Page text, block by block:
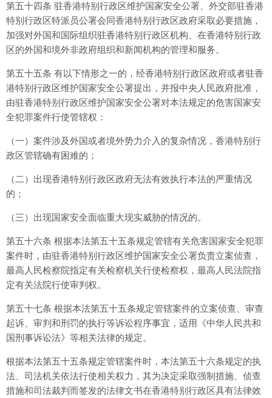
第五十四条 驻香港特别行政区维护国家安全公署、外交部驻香港
特别行政区特派员公署会同香港特别行政区政府采取必要措施，
加强对外国和国际组织驻香港特别行政区机构、在香港特别行政
区的外国和境外非政府组织和新闻机构的管理和服务。
第五十五条 有以下情形之一的，经香港特别行政区政府或者驻香
港特别行政区维护国家安全公署提出，并报中央人民政府批准，
由驻香港特别行政区维护国家安全公署对本法规定的危害国家安
全犯罪案件行使管辖权：
（一）案件涉及外国或者境外势力介入的复杂情况，香港特别行
政区管辖确有困难的；
（二）出现香港特别行政区政府无法有效执行本法的严重情况
的；
（三）出现国家安全面临重大现实威胁的情况的。
第五十六条 根据本法第五十五条规定管辖有关危害国家安全犯罪
案件时，由驻香港特别行政区维护国家安全公署负责立案侦查，
最高人民检察院指定有关检察机关行使检察权，最高人民法院指
定有关法院行使审判权。
第五十七条 根据本法第五十五条规定管辖案件的立案侦查、审查
起诉、审判和刑罚的执行等诉讼程序事宜，适用《中华人民共和
国刑事诉讼法》等相关法律的规定。
根据本法第五十五条规定管辖案件时，本法第五十六条规定的执
法、司法机关依法行使相关权力，其为决定采取强制措施、侦查
措施和司法裁判而签发的法律文书在香港特别行政区具有法律效